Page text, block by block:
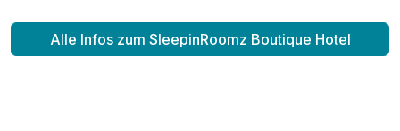
Alle Infos zum SleepinRoomz Boutique Hotel